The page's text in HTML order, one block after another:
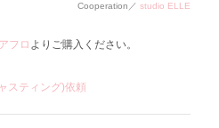
Cooperation／ studio ELLE
フロ よりご購入ください。
スティング)依頼